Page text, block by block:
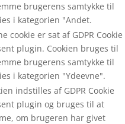
brugerens samtykke til
i kategorien "Andet.
cookie er sat af GDPR Cookie
plugin. Cookien bruges til
brugerens samtykke til
i kategorien "Ydeevne".
indstilles af GDPR Cookie
plugin og bruges til at
om brugeren har givet